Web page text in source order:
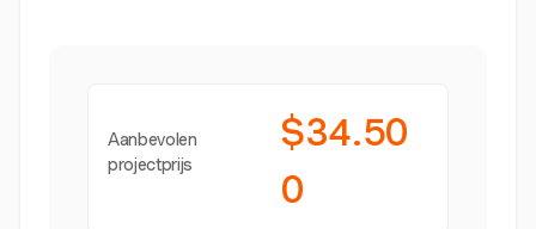
Aanbevolen
projectprijs
$34.50
0